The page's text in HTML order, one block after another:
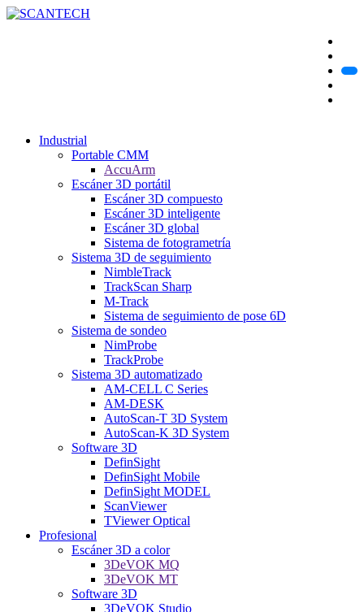
Industrial
Portable CMM
AccuArm
Escáner 3D portátil
Escáner 3D compuesto
Escáner 3D inteligente
Escáner 3D global
Sistema de fotogrametría
Sistema 3D de seguimiento
NimbleTrack
TrackScan Sharp
M-Track
Sistema de seguimiento de pose 6D
Sistema de sondeo
NimProbe
TrackProbe
Sistema 3D automatizado
AM-CELL C Series
AM-DESK
AutoScan-T 3D System
AutoScan-K 3D System
Software 3D
DefinSight
DefinSight Mobile
DefinSight MODEL
ScanViewer
TViewer Optical
Profesional
Escáner 3D a color
3DeVOK MQ
3DeVOK MT
Software 3D
3DeVOK Studio